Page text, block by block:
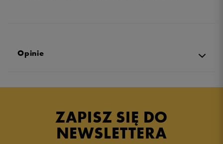
Opinie
ZAPISZ SIĘ DO
NEWSLETTERA